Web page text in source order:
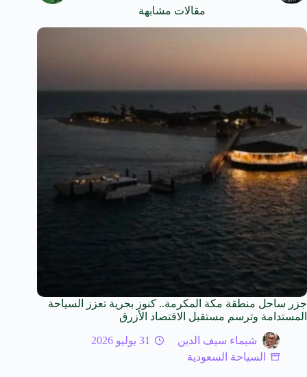
مقالات مشابهة
جزر ساحل منطقة مكة المكرمة.. كنوز بحرية تعزز السياحة
المستدامة وترسم مستقبل الاقتصاد الأزرق
شيماء سيف الدين
31 يوليو 2026
السياحة السعودية